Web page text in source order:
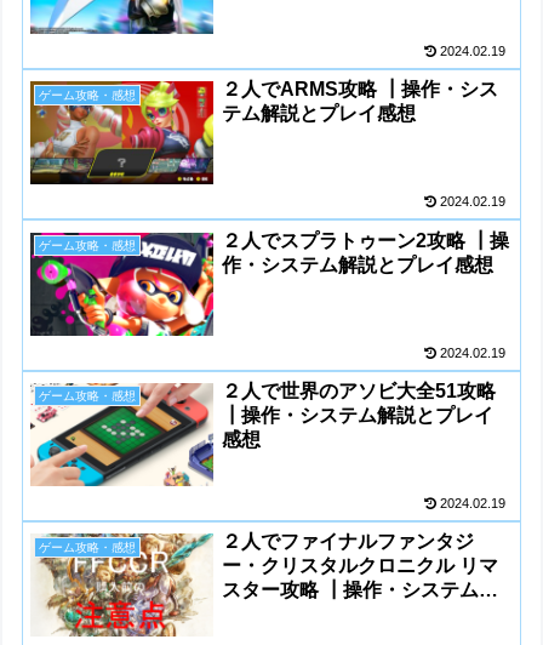
2024.02.19
ゲーム攻略・感想
２人でARMS攻略 ┃操作・シス
テム解説とプレイ感想
2024.02.19
ゲーム攻略・感想
２人でスプラトゥーン2攻略 ┃操
作・システム解説とプレイ感想
2024.02.19
ゲーム攻略・感想
２人で世界のアソビ大全51攻略
┃操作・システム解説とプレイ
感想
2024.02.19
ゲーム攻略・感想
２人でファイナルファンタジ
ー・クリスタルクロニクル リマ
スター攻略 ┃操作・システム解